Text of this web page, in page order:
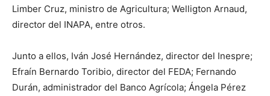
Limber Cruz, ministro de Agricultura; Welligton Arnaud,
director del INAPA, entre otros.
Junto a ellos, Iván José Hernández, director del Inespre;
Efraín Bernardo Toribio, director del FEDA; Fernando
Durán, administrador del Banco Agrícola; Ángela Pérez